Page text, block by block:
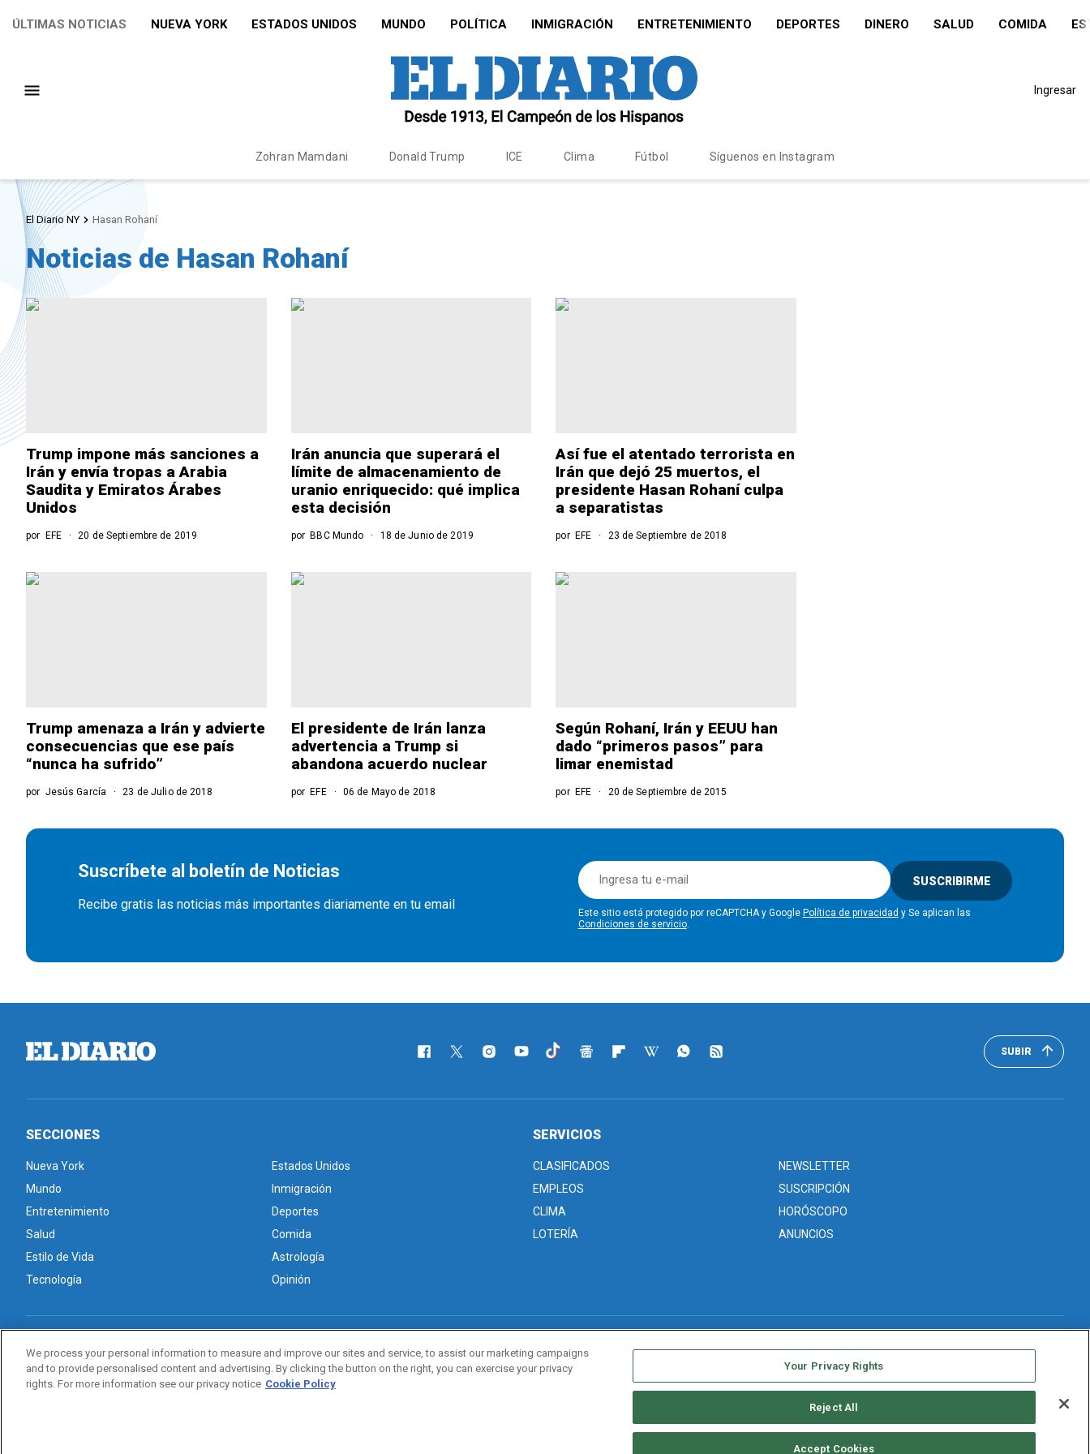
ÚLTIMAS NOTICIAS NUEVA YORK ESTADOS UNIDOS MUNDO POLÍTICA INMIGRACIÓN ENTRETENIMIENTO DEPORTES DINERO SALUD COMIDA
Ingresar
Zohran Mamdani Donald Trump ICE Clima Fútbol Síguenos en Instagram
El Diario NY Hasan Rohaní
Noticias de Hasan Rohaní
Trump impone más sanciones a
Irán y envía tropas a Arabia
Saudita y Emiratos Árabes
Unidos
por EFE 20 de Septiembre de 2019
Irán anuncia que superará el
límite de almacenamiento de
uranio enriquecido: qué implica
esta decisión
porBBC Mundo 18 de Junio de 2019
Así fue el atentado terrorista en
Irán que dejó 25 muertos, el
presidente Hasan Rohaní culpa
a separatistas
por EFE 23 de Septiembre de 2018
Trump amenaza a Irán y advierte
consecuencias que ese país
“nunca ha sufrido”
por Jesús García 23 de Julio de 2018
El presidente de Irán lanza
advertencia a Trump si
abandona acuerdo nuclear
porEFE 06 de Mayo de 2018
Según Rohaní, Irán y EEUU han
dado “primeros pasos” para
limar enemistad
por EFE 20 de Septiembre de 2015
Suscríbete al boletín de Noticias
Recibe gratis las noticias más importantes diariamente en tu email
SUSCRIBIRME
Este sitio está protegido por reCAPTCHA y Google Política de privacidad y Se aplican las
Condiciones de servicio.
SUBIR
SECCIONES
Nueva York
Estados Unidos
Mundo
Inmigración
Entretenimiento
Deportes
Salud
Comida
Estilo de Vida
Astrología
Tecnología
Opinión
SERVICIOS
CLASIFICADOS
NEWSLETTER
EMPLEOS
SUSCRIPCIÓN
CLIMA
HORÓSCOPO
LOTERÍA
ANUNCIOS
Acerca de nosotros Advertise with Us/Anuncios Politica de Privacidad Editorial Guidelines Sitemap
We process your personal information to measure and improve our sites and service, to assist our marketing campaigns
and to provide personalised content and advertising. By clicking the button on the right, you can exercise your privacy
rights. For more information see our privacy notice Cookie Policy
Your Privacy Rights
Reject All
Accept Cookies